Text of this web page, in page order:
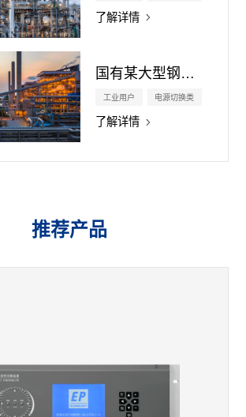
了解详情
国有某大型钢铁企业
工业用户 电源切换类
了解详情
推荐产品